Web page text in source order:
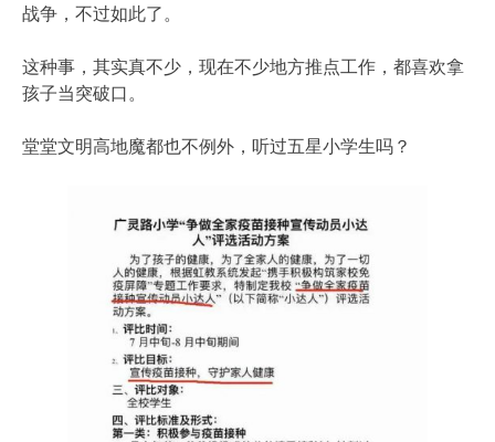
战争，不过如此了。
这种事，其实真不少，现在不少地方推点工作，都喜欢拿
孩子当突破口。
堂堂文明高地魔都也不例外，听过五星小学生吗？